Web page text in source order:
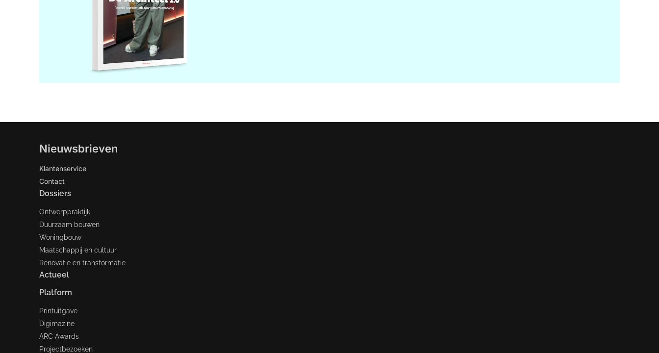
Nieuwsbrieven
Klantenservice
Contact
Dossiers
Ontwerppraktijk
Duurzaam bouwen
Woningbouw
Maatschappij en cultuur
Renovatie en transformatie
Actueel
Platform
Printuitgave
Digimazine
ARC Awards
Projectbezoeken